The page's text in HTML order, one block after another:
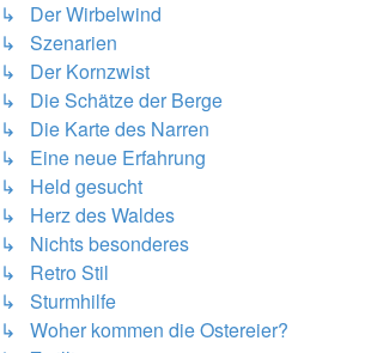
↳ Der Wirbelwind
↳ Szenarien
↳ Der Kornzwist
↳ Die Schätze der Berge
↳ Die Karte des Narren
↳ Eine neue Erfahrung
↳ Held gesucht
↳ Herz des Waldes
↳ Nichts besonderes
↳ Retro Stil
↳ Sturmhilfe
↳ Woher kommen die Ostereier?